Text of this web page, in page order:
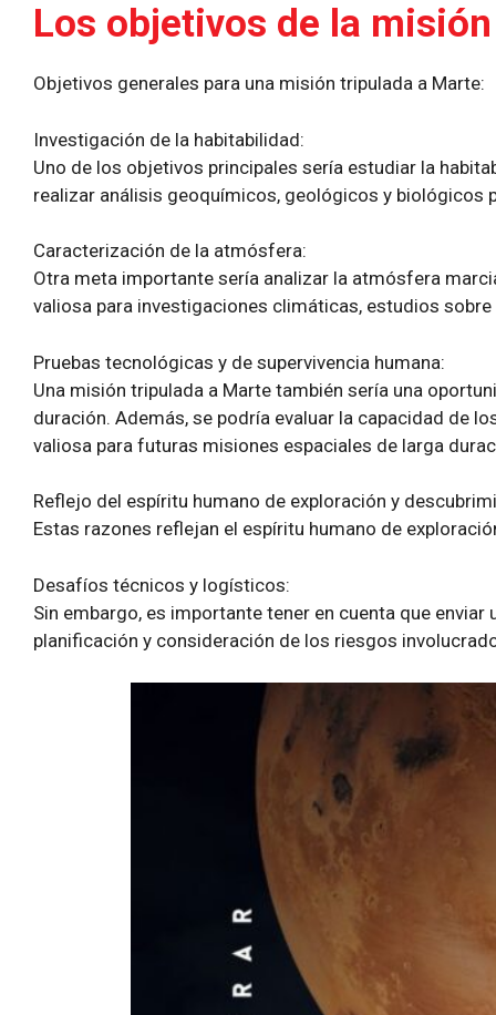
Los objetivos de la misión
Objetivos generales para una misión tripulada a Marte:
Investigación de la habitabilidad:
Uno de los objetivos principales sería estudiar la
realizar análisis geoquímicos, geológicos y biológicos
Caracterización de la atmósfera:
Otra meta importante sería analizar la atmósfera
valiosa para investigaciones climáticas, estudios
Pruebas tecnológicas y de supervivencia humana:
Una misión tripulada a Marte también sería una
duración. Además, se podría evaluar la capacidad de
valiosa para futuras misiones espaciales de larga
Reflejo del espíritu humano de exploración y
Estas razones reflejan el espíritu humano de
Desafíos técnicos y logísticos:
Sin embargo, es importante tener en cuenta que
planificación y consideración de los riesgos